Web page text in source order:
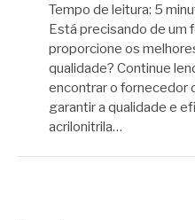
Tempo de leitura: 5
Está precisando de um
proporcione os
qualidade? Continue
encontrar o fornecedor
garantir a qualidade e
acrilonitrila…